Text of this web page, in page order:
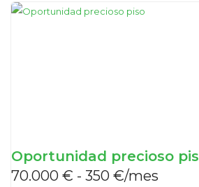
Oportunidad precioso
70.000 € - 350 €/mes